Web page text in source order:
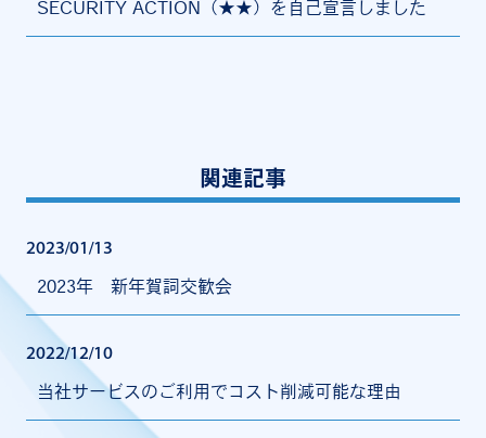
SECURITY ACTION（★★）を自己宣言しました
関連記事
2023/01/13
2023年 新年賀詞交歓会
2022/12/10
当社サービスのご利用でコスト削減可能な理由